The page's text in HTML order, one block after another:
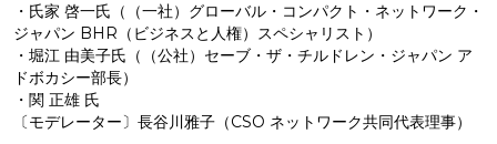
・氏家 啓一氏（（一社）グローバル・コンパクト・ネットワーク・
ジャパン BHR（ビジネスと人権）スペシャリスト）
・堀江 由美子氏（（公社）セーブ・ザ・チルドレン・ジャパン ア
ドボカシー部長）
・関 正雄 氏
〔モデレーター〕長谷川雅子（CSO ネットワーク共同代表理事）